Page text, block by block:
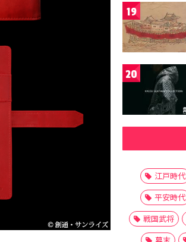
19
20
江戸時代
平安時代
戦国武将